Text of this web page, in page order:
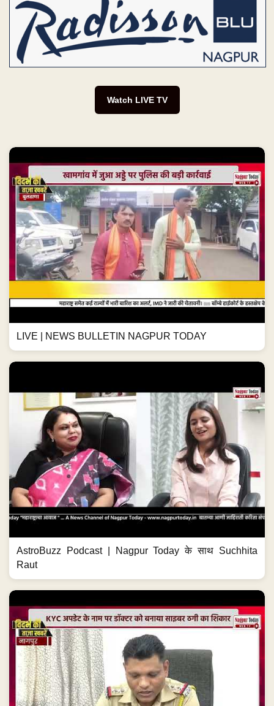
Watch LIVE TV
LIVE | NEWS BULLETIN NAGPUR TODAY
AstroBuzz Podcast | Nagpur Today के साथ Suchhita
Raut